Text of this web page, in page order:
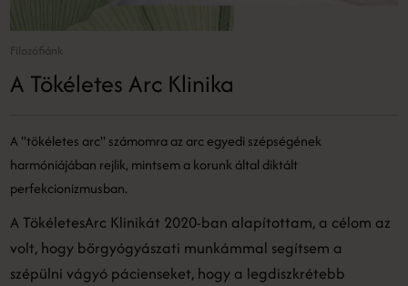
Filozófiánk
A Tökéletes Arc Klinika
A "tökéletes arc" számomra az arc egyedi szépségének
harmóniájában rejlik, mintsem a korunk által diktált
perfekcionizmusban.
A TökéletesArc Klinikát 2020-ban alapítottam, a célom az
volt, hogy bőrgyógyászati munkámmal segítsem a
szépülni vágyó pácienseket, hogy a legdiszkrétebb